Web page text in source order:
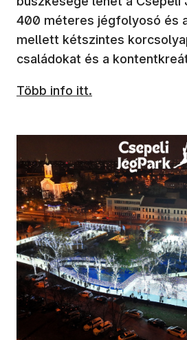
400 méteres jégfolyosó és
mellett kétszintes
családokat és a
Több info itt.